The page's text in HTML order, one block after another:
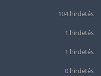
104 hirdetés
1 hirdetés
1 hirdetés
0 hirdetés